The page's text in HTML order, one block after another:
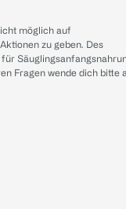
möglich auf
zu geben. Des
Fragen wende dich bitte